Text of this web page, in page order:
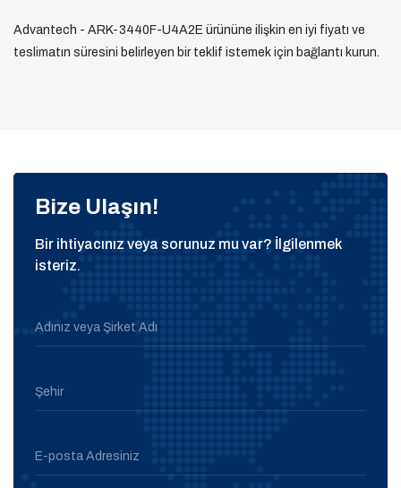
Advantech - ARK-3440F-U4A2E ürününe ilişkin en iyi fiyatı ve
teslimatın süresini belirleyen bir teklif istemek için bağlantı kurun.
Bize Ulaşın!
Bir ihtiyacınız veya sorunuz mu var? İlgilenmek
isteriz.
Adınız veya Şirket Adı
Şehir
E-posta Adresiniz